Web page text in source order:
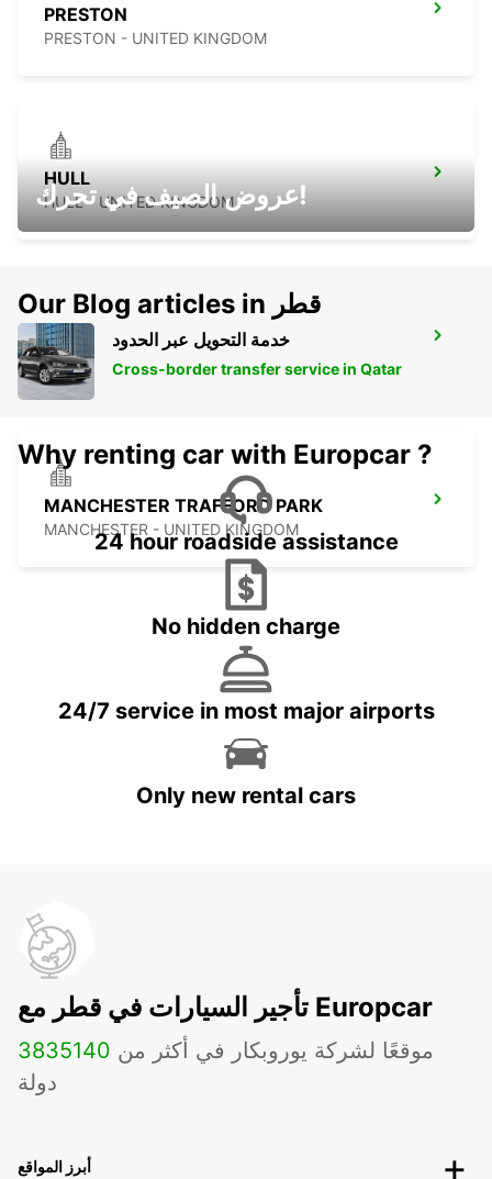
PRESTON
PRESTON - UNITED KINGDOM
HULL
HULL - UNITED KINGDOM
EDINBURGH AIRPORT
EDINBURGH - UNITED KINGDOM
MANCHESTER TRAFFORD PARK
MANCHESTER - UNITED KINGDOM
عروض الصيف في تحرك!
Our Blog articles in قطر
خدمة التحويل عبر الحدود
Cross-border transfer service in Qatar
Why renting car with Europcar ?
24 hour roadside assistance
No hidden charge
24/7 service in most major airports
Only new rental cars
تأجير السيارات في قطر مع Europcar
3835 موقعًا لشركة يوروبكار في أكثر من 140
دولة
أبرز المواقع